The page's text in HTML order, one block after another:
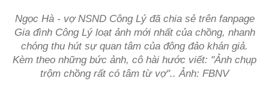
Ngọc Hà - vợ NSND Công Lý đã chia sẻ trên fanpage
Gia đình Công Lý loạt ảnh mới nhất của chồng, nhanh
chóng thu hút sự quan tâm của đông đảo khán giả.
Kèm theo những bức ảnh, cô hài hước viết: "Ảnh chụp
trộm chồng rất có tâm từ vợ".. Ảnh: FBNV